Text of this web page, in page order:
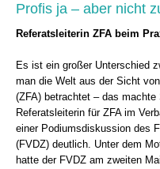
Profis ja – aber nicht
Referatsleiterin ZFA beim
Es ist ein großer Unterschied
man die Welt aus der Sicht
(ZFA) betrachtet – das
Referatsleiterin für ZFA im
einer Podiumsdiskussion des
(FVDZ) deutlich. Unter dem
hatte der FVDZ am zweiten